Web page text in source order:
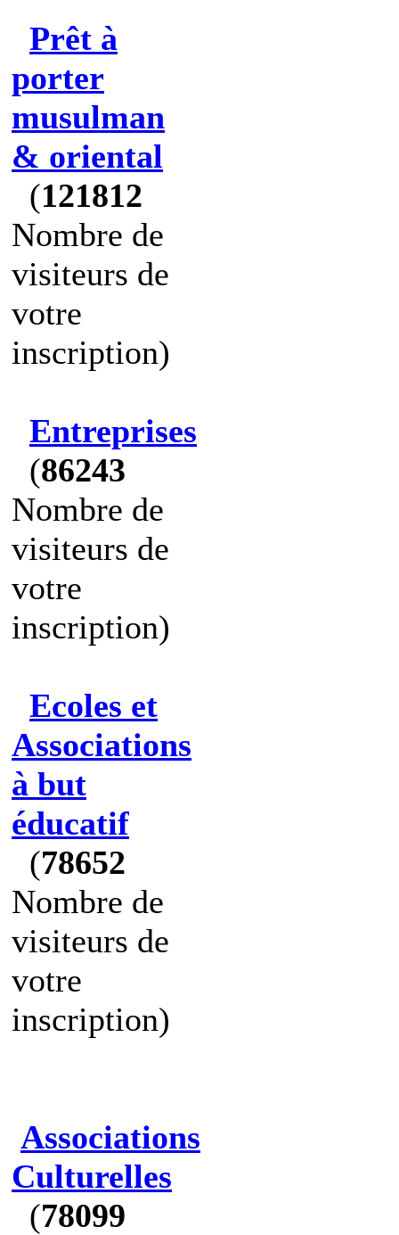
Prêt à
porter
musulman
& oriental
(121812
Nombre de
visiteurs de
votre
inscription)
Entreprises
(86243
Nombre de
visiteurs de
votre
inscription)
Ecoles et
Associations
à but
éducatif
(78652
Nombre de
visiteurs de
votre
inscription)
Associations
Culturelles
(78099